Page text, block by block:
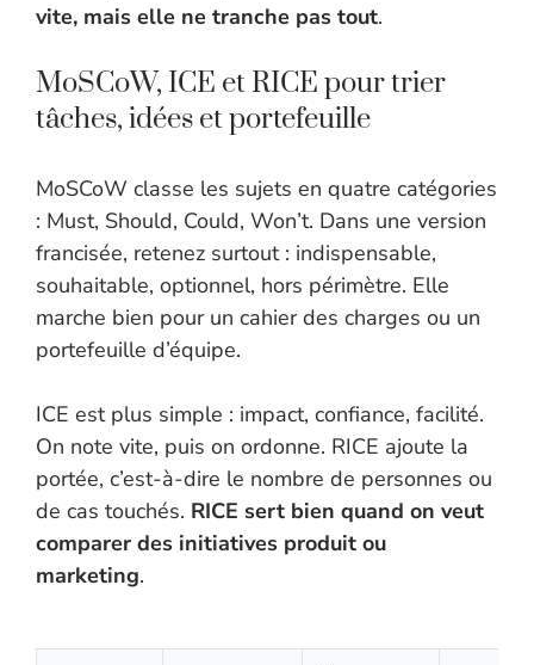
vite, mais elle ne tranche pas tout.
MoSCoW, ICE et RICE pour trier
tâches, idées et portefeuille
MoSCoW classe les sujets en quatre catégories
: Must, Should, Could, Won’t. Dans une version
francisée, retenez surtout : indispensable,
souhaitable, optionnel, hors périmètre. Elle
marche bien pour un cahier des charges ou un
portefeuille d’équipe.
ICE est plus simple : impact, confiance, facilité.
On note vite, puis on ordonne. RICE ajoute la
portée, c’est-à-dire le nombre de personnes ou
de cas touchés. RICE sert bien quand on veut
comparer des initiatives produit ou
marketing.